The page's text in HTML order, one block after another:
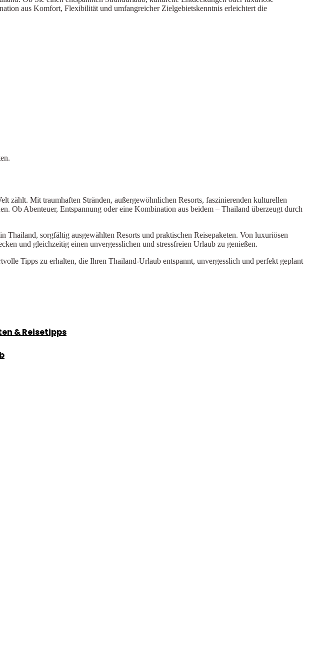
aus Komfort, Flexibilität und umfangreicher Zielgebietskenntnis erleichtert die
zählt. Mit traumhaften Stränden, außergewöhnlichen Resorts, faszinierenden kulturellen
Ob Abenteuer, Entspannung oder eine Kombination aus beidem – Thailand überzeugt durch
Thailand, sorgfältig ausgewählten Resorts und praktischen Reisepaketen. Von luxuriösen
und gleichzeitig einen unvergesslichen und stressfreien Urlaub zu genießen.
Tipps zu erhalten, die Ihren Thailand-Urlaub entspannt, unvergesslich und perfekt geplant
& Reisetipps